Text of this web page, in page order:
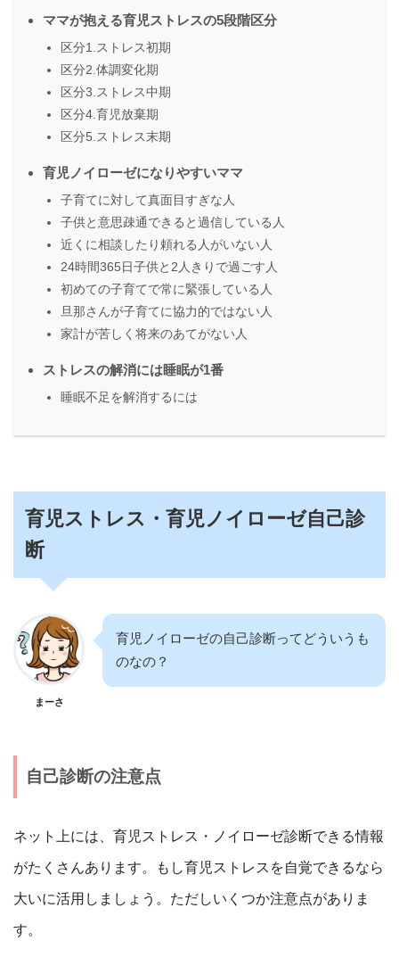
ママが抱える育児ストレスの5段階区分
区分1.ストレス初期
区分2.体調変化期
区分3.ストレス中期
区分4.育児放棄期
区分5.ストレス末期
育児ノイローゼになりやすいママ
子育てに対して真面目すぎな人
子供と意思疎通できると過信している人
近くに相談したり頼れる人がいない人
24時間365日子供と2人きりで過ごす人
初めての子育てで常に緊張している人
旦那さんが子育てに協力的ではない人
家計が苦しく将来のあてがない人
ストレスの解消には睡眠が1番
睡眠不足を解消するには
育児ストレス・育児ノイローゼ自己診
断
まーさ
育児ノイローゼの自己診断ってどういうも
のなの？
自己診断の注意点
ネット上には、育児ストレス・ノイローゼ診断できる情報
がたくさんあります。もし育児ストレスを自覚できるなら
大いに活用しましょう。ただしいくつか注意点がありま
す。